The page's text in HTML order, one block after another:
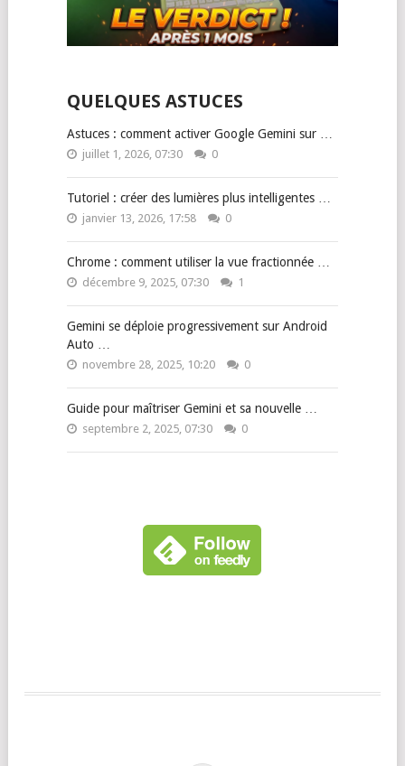
QUELQUES ASTUCES
Astuces : comment activer Google Gemini sur …
juillet 1, 2026, 07:30 0
Tutoriel : créer des lumières plus intelligentes …
janvier 13, 2026, 17:58 0
Chrome : comment utiliser la vue fractionnée …
décembre 9, 2025, 07:30 1
Gemini se déploie progressivement sur Android
Auto …
novembre 28, 2025, 10:20 0
Guide pour maîtriser Gemini et sa nouvelle …
septembre 2, 2025, 07:30 0